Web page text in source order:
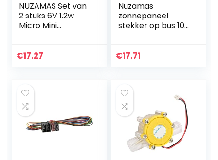
NUZAMAS Set van
2 stuks 6V 1.2w
Micro Mini
Bedrade DC-
€17.27
Nuzamas
zonnepaneel
stekker op bus 10
€17.71